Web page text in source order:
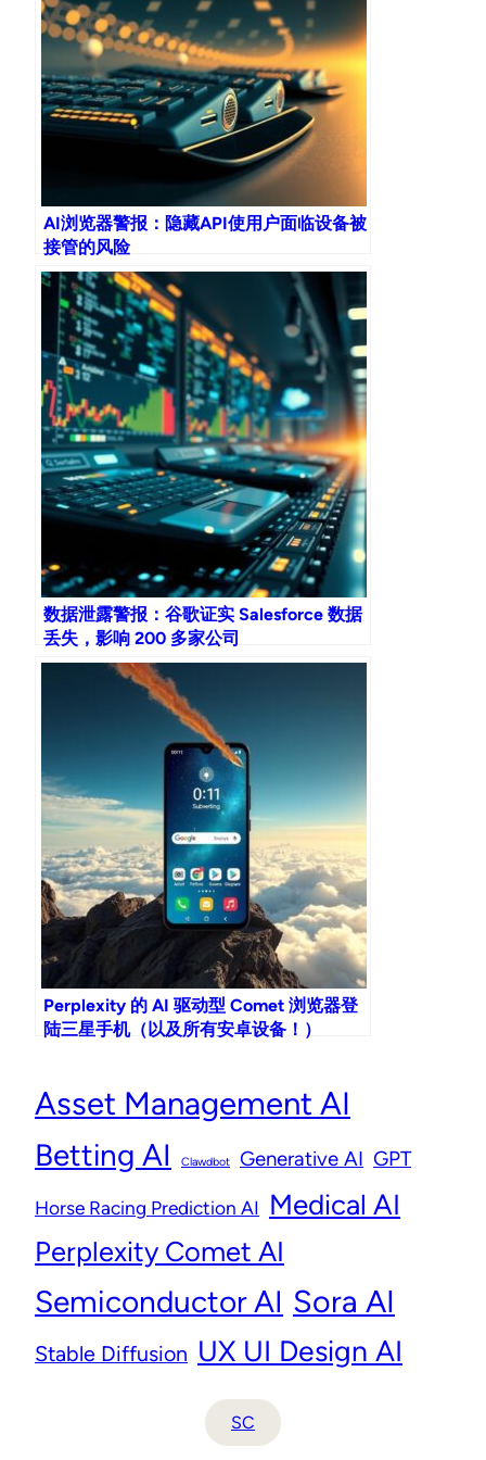
AI浏览器警报：隐藏API使用户面临设备被
接管的风险
数据泄露警报：谷歌证实 Salesforce 数据
丢失，影响 200 多家公司
Perplexity 的 AI 驱动型 Comet 浏览器登
陆三星手机（以及所有安卓设备！）
Asset Management AI
Betting AI Clawdbot Generative AI GPT
Horse Racing Prediction AI Medical AI
Perplexity Comet AI
Semiconductor AI Sora AI
Stable Diffusion UX UI Design AI
SC